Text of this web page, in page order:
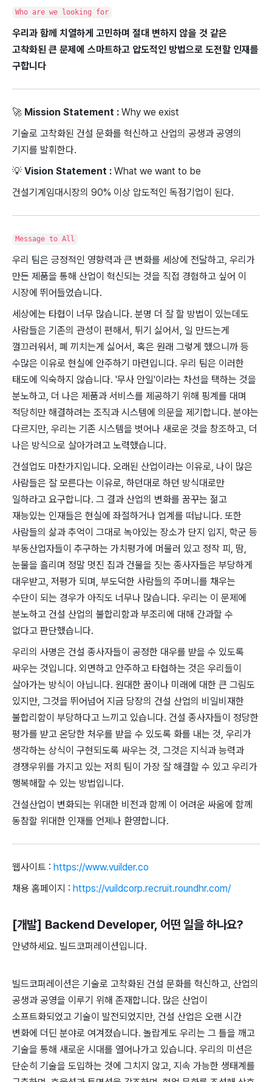
Who are we looking for
우리과 함께 치열하게 고민하며 절대 변하지 않을 것 같은
고착화된 큰 문제에 스마트하고 압도적인 방법으로 도전할 인재를
구합니다
🚀 Mission Statement : Why we exist
기술로 고착화된 건설 문화를 혁신하고 산업의 공생과 공영의
기지를 발휘한다.
💡 Vision Statement : What we want to be
건설기계임대시장의 90% 이상 압도적인 독점기업이 된다.
Message to All
우리 팀은 긍정적인 영향력과 큰 변화를 세상에 전달하고, 우리가
만든 제품을 통해 산업이 혁신되는 것을 직접 경험하고 싶어 이
시장에 뛰어들었습니다.
세상에는 타협이 너무 많습니다. 분명 더 잘 할 방법이 있는데도
사람들은 기존의 관성이 편해서, 튀기 싫어서, 일 만드는게
껄끄러워서, 폐 끼치는게 싫어서, 혹은 원래 그렇게 했으니까 등
수많은 이유로 현실에 안주하기 마련입니다. 우리 팀은 이러한
태도에 익숙하지 않습니다. '무사 안일'이라는 차선을 택하는 것을
분노하고, 더 나은 제품과 서비스를 제공하기 위해 핑계를 대며
적당히만 해결하려는 조직과 시스템에 의문을 제기합니다. 분야는
다르지만, 우리는 기존 시스템을 벗어나 새로운 것을 창조하고, 더
나은 방식으로 살아가려고 노력했습니다.
건설업도 마찬가지입니다. 오래된 산업이라는 이유로, 나이 많은
사람들은 잘 모른다는 이유로, 하던대로 하던 방식대로만
일하라고 요구합니다. 그 결과 산업의 변화를 꿈꾸는 젊고
재능있는 인재들은 현실에 좌절하거나 업계를 떠납니다. 또한
사람들의 삶과 추억이 그대로 녹아있는 장소가 단지 입지, 학군 등
부동산업자들이 추구하는 가치평가에 머물러 있고 정작 피, 땀,
눈물을 흘리며 정말 멋진 집과 건물을 짓는 종사자들은 부당하게
대우받고, 저평가 되며, 부도덕한 사람들의 주머니를 채우는
수단이 되는 경우가 아직도 너무나 많습니다. 우리는 이 문제에
분노하고 건설 산업의 불합리함과 부조리에 대해 간과할 수
없다고 판단했습니다.
우리의 사명은 건설 종사자들이 공정한 대우를 받을 수 있도록
싸우는 것입니다. 외면하고 안주하고 타협하는 것은 우리들이
살아가는 방식이 아닙니다. 원대한 꿈이나 미래에 대한 큰 그림도
있지만, 그것을 뛰어넘어 지금 당장의 건설 산업의 비일비재한
불합리함이 부당하다고 느끼고 있습니다. 건설 종사자들이 정당한
평가를 받고 온당한 처우를 받을 수 있도록 화를 내는 것, 우리가
생각하는 상식이 구현되도록 싸우는 것, 그것은 지식과 능력과
경쟁우위를 가지고 있는 저희 팀이 가장 잘 해결할 수 있고 우리가
행복해할 수 있는 방법입니다.
건설산업이 변화되는 위대한 비전과 함께 이 어려운 싸움에 함께
동참할 위대한 인재를 언제나 환영합니다.
웹사이트 : https://www.vuilder.co
채용 홈페이지 : https://vuildcorp.recruit.roundhr.com/
[개발] Backend Developer, 어떤 일을 하나요?
안녕하세요. 빌드코퍼레이션입니다.
빌드코퍼레이션은 기술로 고착화된 건설 문화를 혁신하고, 산업의
공생과 공영을 이루기 위해 존재합니다. 많은 산업이
소프트화되었고 기술이 발전되었지만, 건설 산업은 오랜 시간
변화에 더딘 분야로 여겨졌습니다. 놀랍게도 우리는 그 틀을 깨고
기술을 통해 새로운 시대를 열어나가고 있습니다. 우리의 미션은
단순히 기술을 도입하는 것에 그치지 않고, 지속 가능한 생태계를